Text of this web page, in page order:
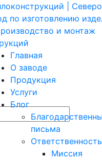
Главная
О заводе
Продукция
Услуги
Блог
письма
Ответственность
Миссия